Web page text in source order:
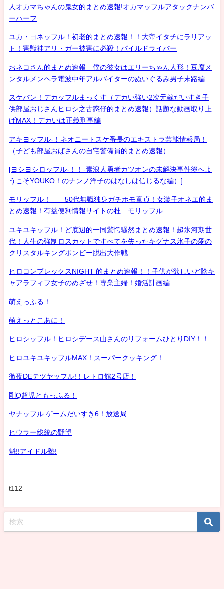
人オカマちゃんの鬼女的まとめ速報!オカマッフルアタックナンバ
ーハーフ
ユカ・ヨネッフル！初老的まとめ速報！！大帝イタチにラリアッ
ト！害獣神アリ・ガー被害に必殺！パイルドライバー
おネコさん的まとめ速報 僕の彼女はエリーちゃん人形！豆腐メ
ンタルメンヘラ電波中年アルバイターのぬいぐるみ男子末路編
スケバン！デカッフルまっくす（デカい強い2次元嫁だいすき子
供部屋おじさんヒロシ之古惑仔的まとめ速報）話題な動画取り上
げMAX！デカいは正義刑事編
アキヨッフル-！ネオニートスケ番長のエキストラ芸能情報局！
（子ども部屋おばさんの自宅警備員的まとめ速報）
[ヨシヨシロッフル-！！-素浪人勇者カツオンの未解決事件簿へよ
うこそYOUKO！のナンノ洋子のはなしは信じるな編）]
モリッフル！ 50代無職独身ガチホモ童貞！女装子オネエ的ま
とめ速報！有益便利情報サイトの杜 モリッフル
ユキユキッフル！ど底辺的一同驚愕騒然まとめ速報！超氷河期世
代！人生の強制ロスカットですべてを失ったキグナス氷子の愛の
クリスタルキングボンビー脱出大作戦
ヒロコンプレックスNIGHT 的まとめ速報！！子供が欲しいど陰キ
ャアラフィフ女子のめざせ！専業主婦！婚活計画編
萌えっふる！
萌えっとこあに！
ヒロシッフル！ヒロシデース山さんのリフォームひとりDIY！！
ヒロユキユキッフルMAX！スーパークッキング！
徹夜DEテツヤッフル!！レトロ館2号店！
剛Q超児ともっふる！
ヤナッフル ゲームだいすき6！放送局
ヒウラー総統の野望
魁!!アイドル塾!
t112